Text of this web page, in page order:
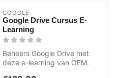
GOOGLE
Google Drive Cursus E-
Learning
Beheers Google Drive met
deze e-learning van OEM.